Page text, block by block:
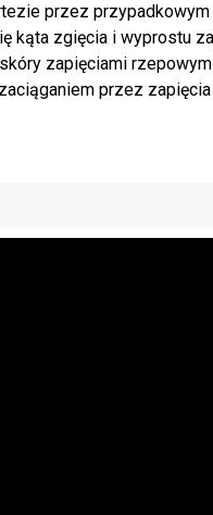
przez przypadkowym
kąta zgięcia i wyprostu
zapięciami
przez